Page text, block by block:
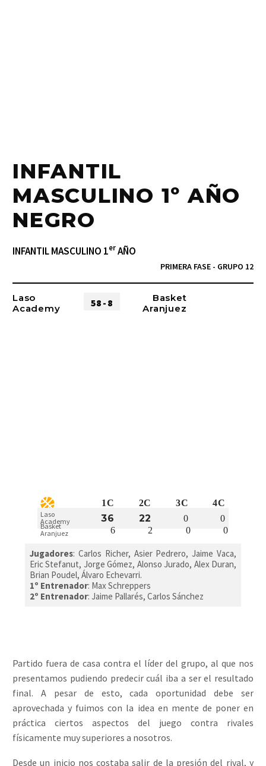
INFANTIL
MASCULINO 1º AÑO
NEGRO
INFANTIL MASCULINO 1erAÑO
PRIMERA FASE - GRUPO 12
Laso
Academy
58 - 8
Basket
Aranjuez
1C 2C 3C 4C
Laso
Academy
36 22 0 0
Basket
Aranjuez
6 2 0 0
Jugadores: Carlos Richer, Asier Pedrero, Jaime Vaca,
Eric Stefanut, Jorge Gómez, Alonso Jurado, Alex Duran,
Brian Poudel, Álvaro Echevarri.
1º Entrenador: Max Schreppers
2º Entrenador: Jaime Pallarés, Carlos Sánchez
Partido fuera de casa contra el líder del grupo, al que nos
presentamos pudiendo predecir cuál iba a ser el resultado
final. A pesar de esto, cada oportunidad debe ser
aprovechada y fuimos con la idea en mente de poner en
práctica ciertos aspectos del juego contra rivales
físicamente muy superiores a nosotros.
Desde un inicio nos costaba salir de la presión del rival, y